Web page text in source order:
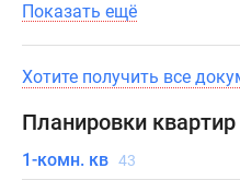
предусмотрены
для
военных
для
Показать ещё
Хотите получить все
Планировки квартир
1-комн. кв 43